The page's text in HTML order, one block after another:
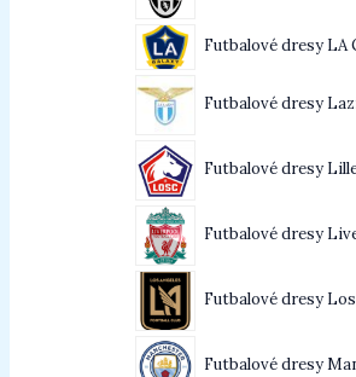
Futbalové dresy LA
Futbalové dresy
Futbalové dresy
Futbalové dresy
Futbalové dresy
Futbalové dresy